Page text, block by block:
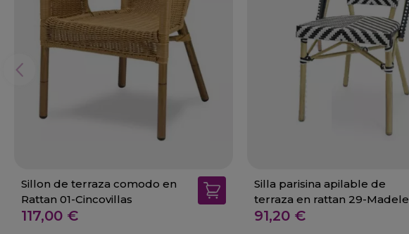
Sillon de terraza comodo en
Rattan 01-Cincovillas
117,00 €
Silla parisina apilable de
terraza en rattan 29-Madele
91,20 €